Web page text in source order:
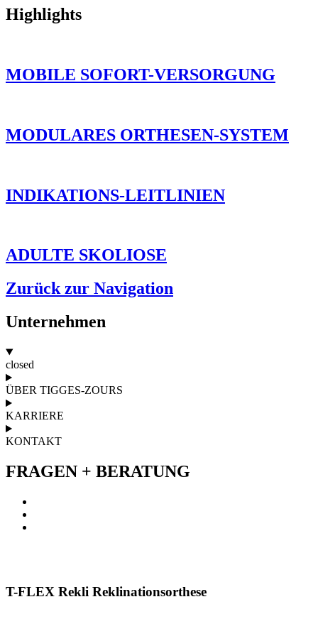
Highlights
MOBILE SOFORT-VERSORGUNG
MODULARES ORTHESEN-SYSTEM
INDIKATIONS-LEITLINIEN
ADULTE SKOLIOSE
Zurück zur Navigation
Unternehmen
closed
ÜBER TIGGES-ZOURS
KARRIERE
KONTAKT
FRAGEN + BERATUNG
T-FLEX Rekli Reklinationsorthese